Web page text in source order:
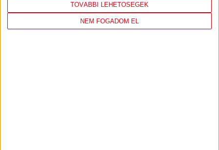
TOVÁBBI LEHETŐSÉGEK
NEM FOGADOM EL